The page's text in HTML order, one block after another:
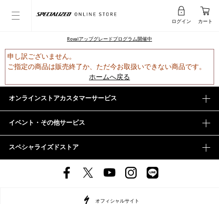
ログイン カート
Rovalアップグレードプログラム開催中
申し訳ございません。
ご指定の商品は販売終了か、ただ今お取扱いできない商品です。
ホームへ戻る
オンラインストアカスタマーサービス
イベント・その他サービス
スペシャライズドストア
オフィシャルサイト